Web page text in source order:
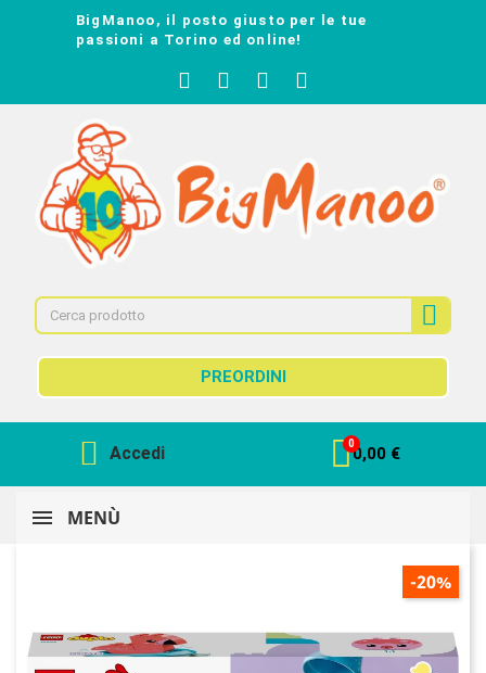
BigManoo, il posto giusto per le tue
passioni a Torino ed online!
PREORDINI
Accedi 0,00 €
MENÙ
-20%